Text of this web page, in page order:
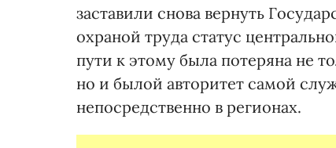
заставили снова вернуть
охраной труда статус
пути к этому была потеряна не
но и былой авторитет самой
непосредственно в регионах.